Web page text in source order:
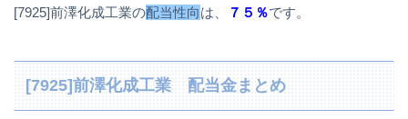
[7925]前澤化成工業の配当性向は、 ７５％です。
[7925]前澤化成工業 配当金まとめ